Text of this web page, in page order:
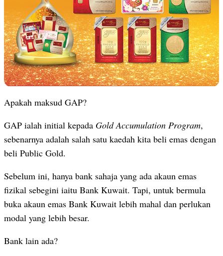
Apakah maksud GAP?
GAP ialah initial kepada Gold Accumulation Program,
sebenarnya adalah salah satu kaedah kita beli emas dengan
beli Public Gold.
Sebelum ini, hanya bank sahaja yang ada akaun emas
fizikal sebegini iaitu Bank Kuwait. Tapi, untuk bermula
buka akaun emas Bank Kuwait lebih mahal dan perlukan
modal yang lebih besar.
Bank lain ada?